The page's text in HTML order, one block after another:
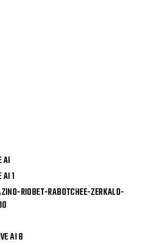
AI
AI 1
RIOBET-RABOTCHEE-ZERKALO-
AI 8